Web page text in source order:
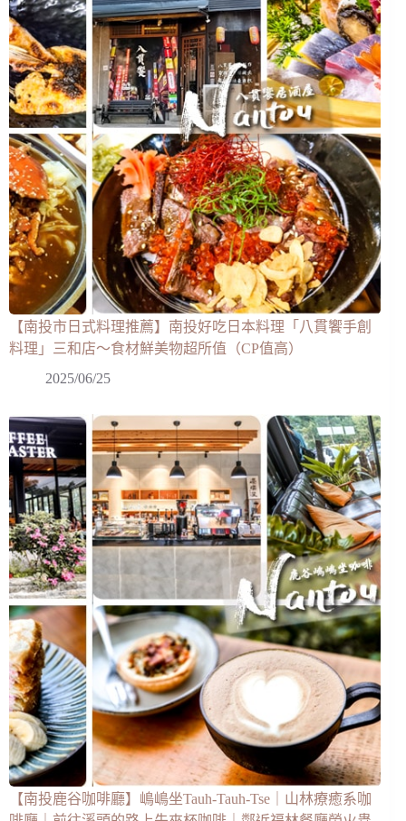
【南投市日式料理推薦】南投好吃日本料理「八貫饗手創
料理」三和店～食材鮮美物超所值（CP值高）
2025/06/25
【南投鹿谷咖啡廳】嶋嶋坐Tauh-Tauh-Tse｜山林療癒系咖